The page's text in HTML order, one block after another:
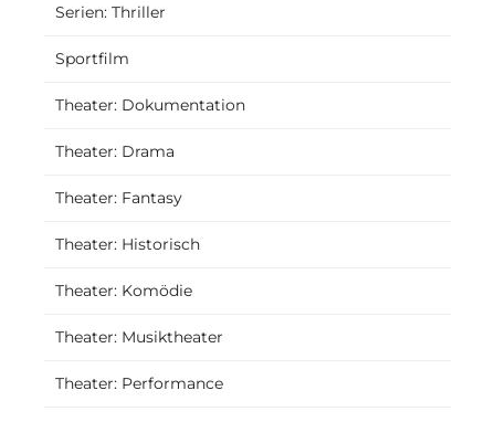
Serien: Thriller
Sportfilm
Theater: Dokumentation
Theater: Drama
Theater: Fantasy
Theater: Historisch
Theater: Komödie
Theater: Musiktheater
Theater: Performance